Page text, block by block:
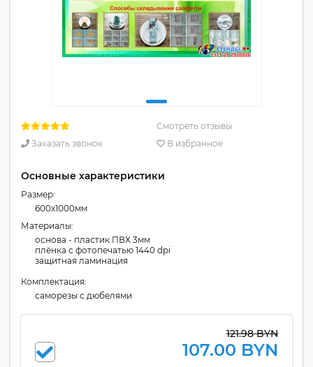
Смотреть отзывы
Заказать звонок
В избранное
Основные характеристики
Размер:
600x1000мм
Материалы:
основа - пластик ПВХ 3мм
плёнка с фотопечатью 1440 dpi
защитная ламинация
Комплектация:
cаморезы с дюбелями
121.98 BYN
107.00 BYN